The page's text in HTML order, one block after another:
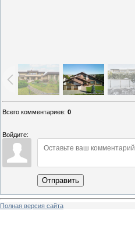
Всего комментариев: 0
Войдите:
Отправить
Полная версия сайта